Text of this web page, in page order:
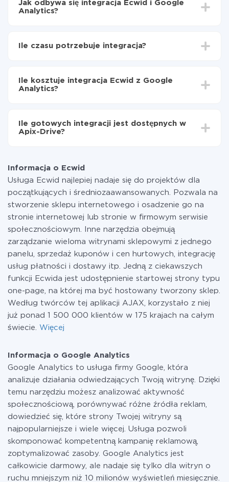
Jak odbywa się integracja Ecwid i Google
Analytics?
Analytics
Ecwid do Google Analytics
Ile czasu potrzebuje integracja?
od 5 do 30 minut. Konfiguracja zajmuje średnio 10-15
minut.
Ile kosztuje integracja Ecwid z Google
Analytics?
Płacisz tylko za ilość danych, która faktycznie jest
przekazywana z jednego z Twoich systemów do
w razie potrzeby przełączyć się na płatną. Więcej
informacji o taryfach.
Ile gotowych integracji jest dostępnych w
Apix-Drive?
Informacja o Ecwid
Usługa Ecwid najlepiej nadaje się do projektów dla
początkujących i średniozaawansowanych. Pozwala na
stworzenie sklepu internetowego i osadzenie go na
stronie internetowej lub stronie w firmowym serwisie
społecznościowym. Inne narzędzia obejmują
zarządzanie wieloma witrynami sklepowymi z jednego
panelu, sprzedaż kuponów i cen hurtowych, integrację
usług płatności i dostawy itp. Jedną z ciekawszych
funkcji Ecwida jest udostępnienie startowej strony typu
one-page, na której ma być hostowany tworzony sklep.
Według twórców tej aplikacji AJAX, korzystało z niej
już ponad 1 500 000 klientów w 175 krajach na całym
świecie. Więcej
Informacja o Google Analytics
Google Analytics to usługa firmy Google, która
analizuje działania odwiedzających Twoją witrynę. Dzięki
temu narzędziu możesz analizować aktywność
społecznościową, porównywać różne źródła reklam,
dowiedzieć się, które strony Twojej witryny są
najpopularniejsze i wiele więcej. Usługa pozwoli
skomponować kompetentną kampanię reklamową,
zoptymalizować zasoby. Google Analytics jest
całkowicie darmowy, ale nadaje się tylko dla witryn o
ruchu mniejszym niż 10 milionów wyświetleń miesięcznie.